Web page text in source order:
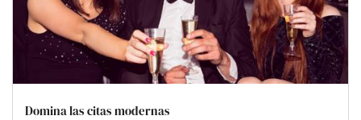
Domina las citas modernas